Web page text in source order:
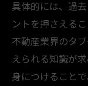
具体的には、過
ントを押さえる
不動産業界のタ
えられる知識が
身につけること